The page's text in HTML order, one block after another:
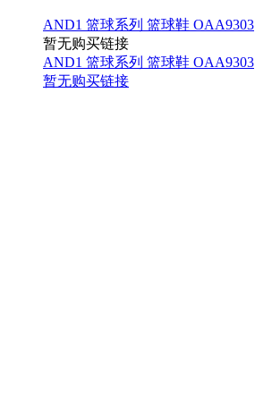
AND1 篮球系列 篮球鞋 OAA9303
暂无购买链接
AND1 篮球系列 篮球鞋 OAA9303
暂无购买链接